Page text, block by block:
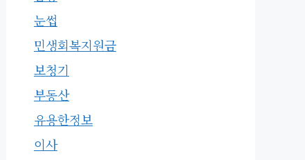
눈썹
민생회복지원금
보청기
부동산
유용한정보
이사